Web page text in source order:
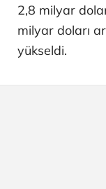
2,8 milyar
milyar doları
yükseldi.